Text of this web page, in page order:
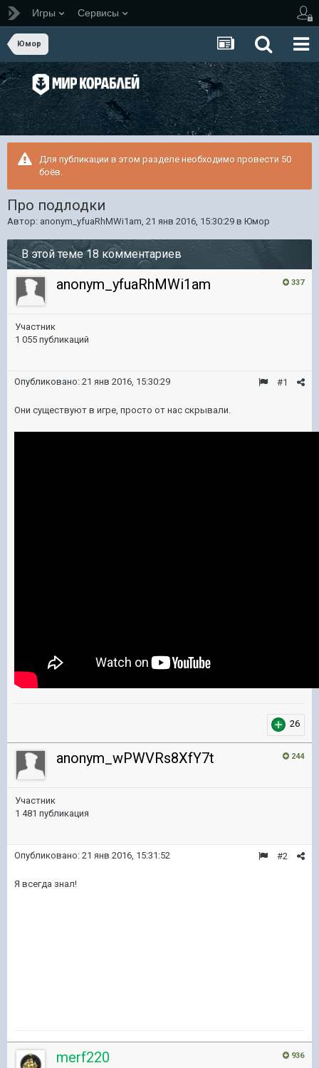
Игры Сервисы
Юмор
Для публикации в этом разделе необходимо провести 50
боёв.
Про подлодки
Автор: anonym_yfuaRhMWi1am, 21 янв 2016, 15:30:29 в Юмор
В этой теме 18 комментариев
337
anonym_yfuaRhMWi1am
Участник
1 055 публикаций
#1
Опубликовано: 21 янв 2016, 15:30:29
Они существуют в игре, просто от нас скрывали.
26
244
anonym_wPWVRs8XfY7t
Участник
1 481 публикация
#2
Опубликовано: 21 янв 2016, 15:31:52
Я всегда знал!
936
merf220